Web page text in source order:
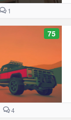
1
75
4